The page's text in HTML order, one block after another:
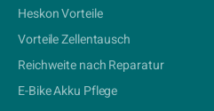
Heskon Vorteile
Vorteile Zellentausch
Reichweite nach Reparatur
E-Bike Akku Pflege